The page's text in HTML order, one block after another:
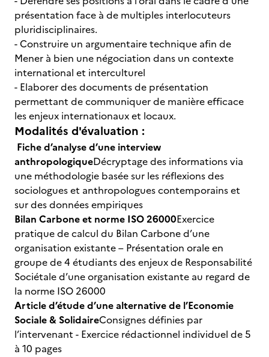
présentation face à de multiples interlocuteurs
pluridisciplinaires.
- Construire un argumentaire technique afin de
Mener à bien une négociation dans un contexte
international et interculturel
- Elaborer des documents de présentation
permettant de communiquer de manière efficace
les enjeux internationaux et locaux.
Modalités d'évaluation :
Fiche d’analyse d’une interview
anthropologiqueDécryptage des informations via
une méthodologie basée sur les réflexions des
sociologues et anthropologues contemporains et
sur des données empiriques
Bilan Carbone et norme ISO 26000Exercice
pratique de calcul du Bilan Carbone d’une
organisation existante – Présentation orale en
groupe de 4 étudiants des enjeux de Responsabilité
Sociétale d’une organisation existante au regard de
la norme ISO 26000
Article d’étude d’une alternative de l’Economie
Sociale & SolidaireConsignes définies par
l’intervenant - Exercice rédactionnel individuel de 5
à 10 pages